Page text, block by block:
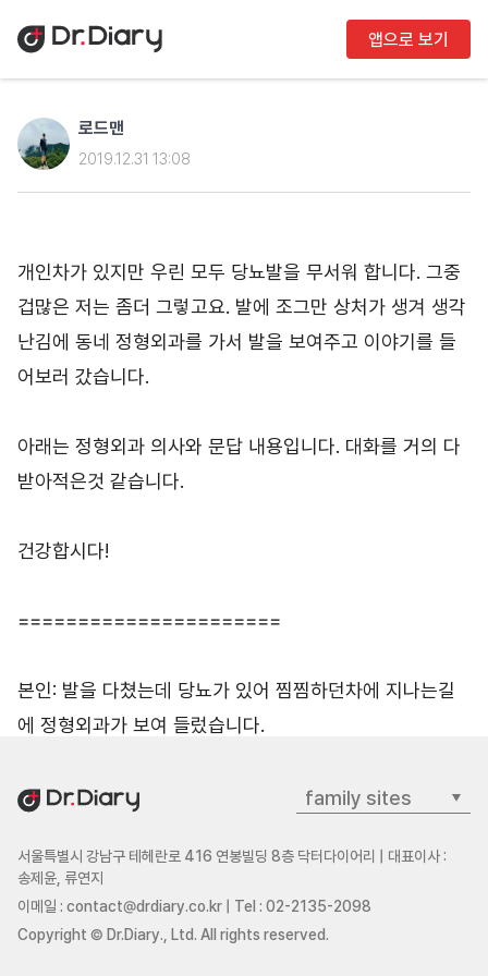
앱으로 보기
로드맨
2019.12.31 13:08
개인차가 있지만 우린 모두 당뇨발을 무서워 합니다. 그중
겁많은 저는 좀더 그렇고요. 발에 조그만 상처가 생겨 생각
난김에 동네 정형외과를 가서 발을 보여주고 이야기를 들
어보러 갔습니다.
아래는 정형외과 의사와 문답 내용입니다. 대화를 거의 다
받아적은것 같습니다.
건강합시다!
======================
본인: 발을 다쳤는데 당뇨가 있어 찜찜하던차에 지나는길
에 정형외과가 보여 들렀습니다.
의사: 각질이 갈라져 피가 나는게 조금 커졌네요. 일반적인
네요. 당뇨 확정은 언제 받았나요? 당화혈은 얼마에요?
본인: '18년 1~2월이니 약2년입니다. 당화혈은 올 11월 검
family sites
서울특별시 강남구 테헤란로 416 연봉빌딩 8층 닥터다이어리 | 대표이사 :
송제윤, 류연지
이메일 : contact@drdiary.co.kr | Tel : 02-2135-2098
Copyright © Dr.Diary., Ltd. All rights reserved.